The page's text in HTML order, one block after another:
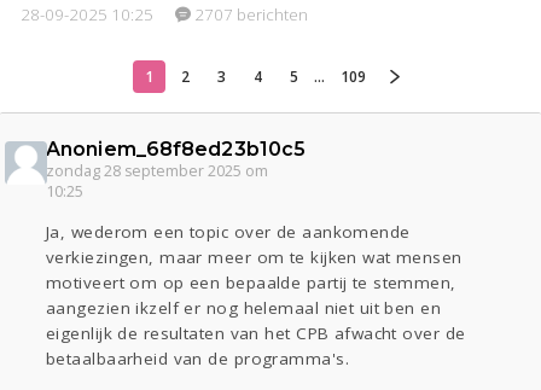
Relaties Werk & Studie Geld & Recht
Actueel
Kinderen
Zwanger
Psyche Thuis
Sport
Contact Viva zoekt
Aangeboden
Gevraagd
Horen Doen
Lezen
28-09-2025 10:25 2707 berichten
1 2 3 4 5 ... 109
Anoniem_68f8ed23b10c5
zondag 28 september 2025 om
10:25
Ja, wederom een topic over de aankomende
verkiezingen, maar meer om te kijken wat mensen
motiveert om op een bepaalde partij te stemmen,
aangezien ikzelf er nog helemaal niet uit ben en
eigenlijk de resultaten van het CPB afwacht over de
betaalbaarheid van de programma's.